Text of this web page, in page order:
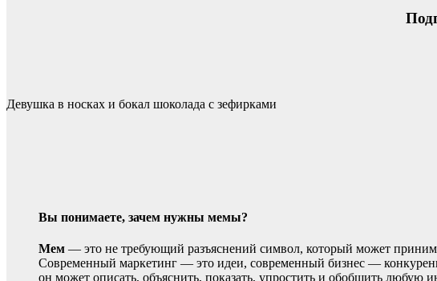
Девушка в носках и бокал шоколада с зефирками
Вы понимаете, зачем нужны мемы?
Мем — это не требующий разъяснений символ, который может
Современный маркетинг — это идеи, современный бизнес —
он может описать, объяснить, показать, упростить и обобщить